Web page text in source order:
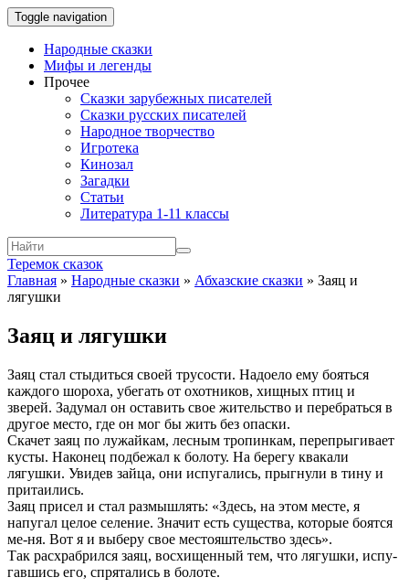
Toggle navigation
Народные сказки
Мифы и легенды
Прочее
Сказки зарубежных писателей
Сказки русских писателей
Народное творчество
Игротека
Кинозал
Загадки
Статьи
Литература 1-11 классы
Теремок сказок
Главная » Народные сказки » Абхазские сказки » Заяц и
лягушки
Заяц и лягушки
Заяц стал стыдиться своей трусости. Надоело ему бояться
каждого шороха, убегать от охотников, хищных птиц и
зверей. Задумал он оставить свое жительство и перебраться в
другое место, где он мог бы жить без опаски.
Скачет заяц по лужайкам, лесным тропинкам, перепрыгивает
кусты. Наконец подбежал к болоту. На берегу квакали
лягушки. Увидев зайца, они испугались, прыгнули в тину и
притаились.
Заяц присел и стал размышлять: «Здесь, на этом месте, я
напугал целое селение. Значит есть существа, которые боятся
ме-ня. Вот я и выберу свое местояштельство здесь».
Так расхрабрился заяц, восхищенный тем, что лягушки, испу-
гавшись его, спрятались в болоте.